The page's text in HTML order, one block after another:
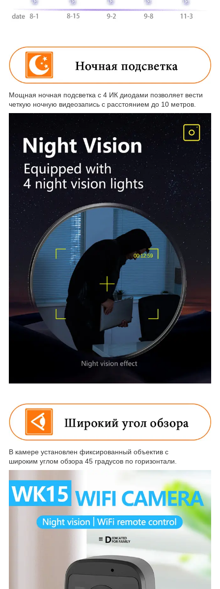
Мощная ночная подсветка с 4 ИК диодами позволяет вести
четкую ночную видеозапись с расстоянием до 10 метров.
В камере установлен фиксированный объектив с
широким углом обзора 45 градусов по горизонтали.